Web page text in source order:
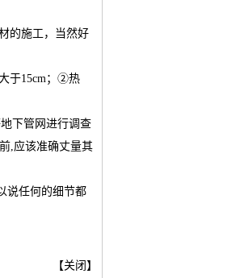
的施工，当然好
于15cm；②热
下管网进行调查
,应该准确丈量其
说任何的细节都
【关闭】